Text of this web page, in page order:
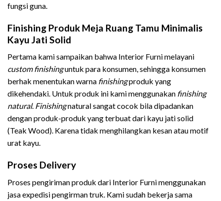
fungsi guna.
Finishing Produk Meja Ruang Tamu Minimalis
Kayu Jati Solid
Pertama kami sampaikan bahwa Interior Furni melayani
custom finishinguntuk para konsumen, sehingga konsumen
berhak menentukan warna finishingproduk yang
dikehendaki. Untuk produk ini kami menggunakan finishing
natural. Finishingnatural sangat cocok bila dipadankan
dengan produk-produk yang terbuat dari kayu jati solid
(Teak Wood). Karena tidak menghilangkan kesan atau motif
urat kayu.
Proses Delivery
Proses pengiriman produk dari Interior Furni menggunakan
jasa expedisi pengirman truk. Kami sudah bekerja sama